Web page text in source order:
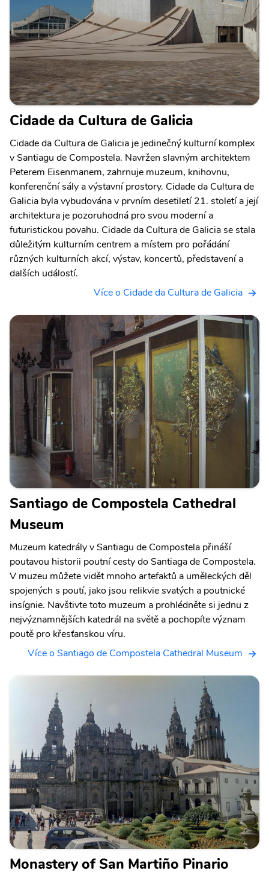
Cidade da Cultura de Galicia
Cidade da Cultura de Galicia je jedinečný kulturní komplex
v Santiagu de Compostela. Navržen slavným architektem
Peterem Eisenmanem, zahrnuje muzeum, knihovnu,
konferenční sály a výstavní prostory. Cidade da Cultura de
Galicia byla vybudována v prvním desetiletí 21. století a její
architektura je pozoruhodná pro svou moderní a
futuristickou povahu. Cidade da Cultura de Galicia se stala
důležitým kulturním centrem a místem pro pořádání
různých kulturních akcí, výstav, koncertů, představení a
dalších událostí.
Více o Cidade da Cultura de Galicia
Santiago de Compostela Cathedral
Museum
Muzeum katedrály v Santiagu de Compostela přináší
poutavou historii poutní cesty do Santiaga de Compostela.
V muzeu můžete vidět mnoho artefaktů a uměleckých děl
spojených s poutí, jako jsou relikvie svatých a poutnické
insígnie. Navštivte toto muzeum a prohlédněte si jednu z
nejvýznamnějších katedrál na světě a pochopíte význam
poutě pro křesťanskou víru.
Více o Santiago de Compostela Cathedral Museum
Monastery of San Martiño Pinario